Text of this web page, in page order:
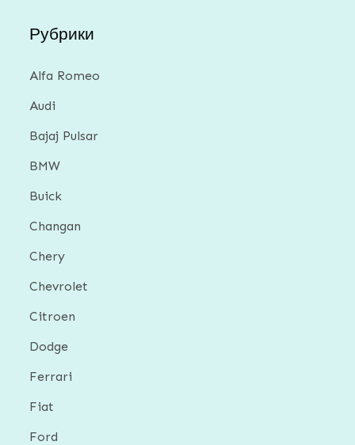
Рубрики
Alfa Romeo
Audi
Bajaj Pulsar
BMW
Buick
Changan
Chery
Chevrolet
Citroen
Dodge
Ferrari
Fiat
Ford